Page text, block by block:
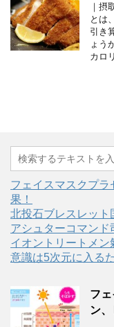
｜摂
とは
引き
ょう
カロ
フェイスマスクプ
果！
北投石ブレスレット
アシュターコマンド
イオントリートメン
意識は5次元に入る
フ
ン